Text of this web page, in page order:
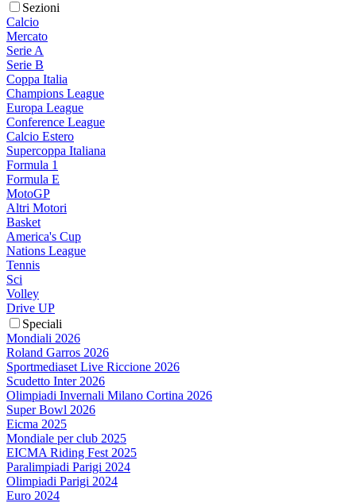
Sezioni
Calcio
Mercato
Serie A
Serie B
Coppa Italia
Champions League
Europa League
Conference League
Calcio Estero
Supercoppa Italiana
Formula 1
Formula E
MotoGP
Altri Motori
Basket
America's Cup
Nations League
Tennis
Sci
Volley
Drive UP
Speciali
Mondiali 2026
Roland Garros 2026
Sportmediaset Live Riccione 2026
Scudetto Inter 2026
Olimpiadi Invernali Milano Cortina 2026
Super Bowl 2026
Eicma 2025
Mondiale per club 2025
EICMA Riding Fest 2025
Paralimpiadi Parigi 2024
Olimpiadi Parigi 2024
Euro 2024